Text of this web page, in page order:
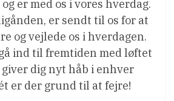
er med os i vores hverdag.
er sendt til os for at
og vejlede os i hverdagen.
ind til fremtiden med løftet
dig nyt håb i enhver
er der grund til at fejre!